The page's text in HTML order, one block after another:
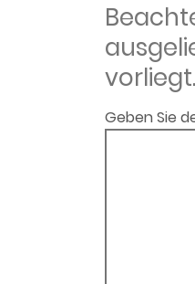
vorliegt.
Geben Sie